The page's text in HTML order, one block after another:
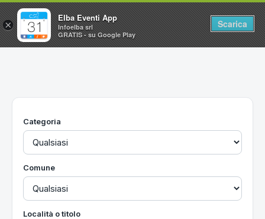
Home
Utilità
Categoria
Comune
Località o titolo
×
Elba Eventi App
Infoelba srl
GRATIS - su Google Play
Scarica